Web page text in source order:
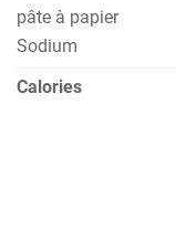
pâte à papier
Sodium
Calories